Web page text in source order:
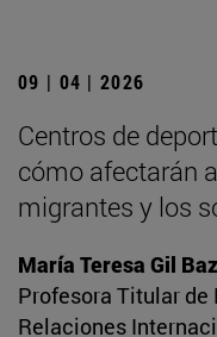
09 | 04 | 2026
Centros de
cómo afectarán
migrantes y los
María Teresa Gil
Profesora Titular
Relaciones